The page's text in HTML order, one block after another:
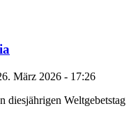
März 2026 - 17:26
diesjährigen Weltgebetstag